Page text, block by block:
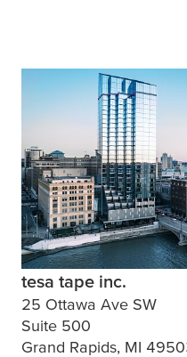
tesa tape inc.
25 Ottawa Ave SW
Suite 500
Grand Rapids, MI